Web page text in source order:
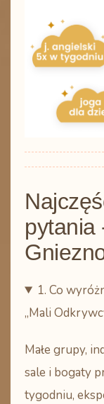
pytania
1. Co
„Mali
Małe grupy,
sale i bogaty
tygodniu,